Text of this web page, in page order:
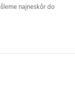
najneskôr do